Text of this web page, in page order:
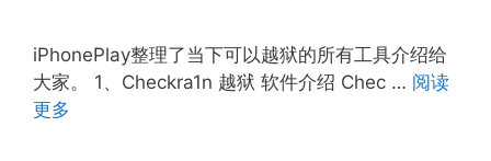
iPhonePlay整理了当下可以越狱的所有工具介绍给
大家。 1、Checkra1n 越狱 软件介绍 Chec … 阅读
更多